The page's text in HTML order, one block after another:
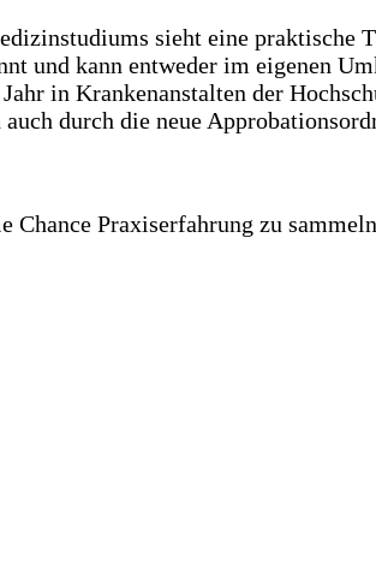
sieht eine praktische
und kann entweder im eigenen
in Krankenanstalten der
durch die neue
Chance Praxiserfahrung zu